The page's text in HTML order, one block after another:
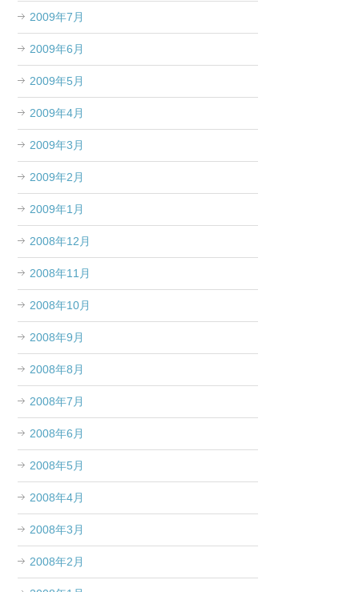
2009年7月
2009年6月
2009年5月
2009年4月
2009年3月
2009年2月
2009年1月
2008年12月
2008年11月
2008年10月
2008年9月
2008年8月
2008年7月
2008年6月
2008年5月
2008年4月
2008年3月
2008年2月